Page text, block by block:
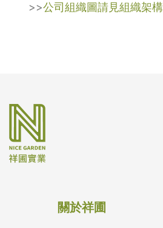
>>公司組織圖請見組織架構
關於祥圃